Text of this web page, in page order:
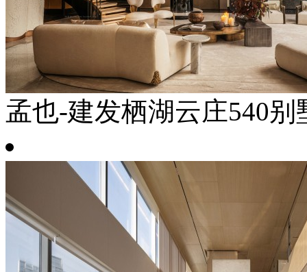
孟也-建发栖湖云庄540别